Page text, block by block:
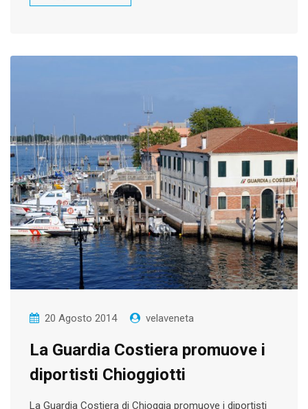
20 Agosto 2014 velaveneta
La Guardia Costiera promuove i
diportisti Chioggiotti
La Guardia Costiera di Chioggia promuove i diportisti